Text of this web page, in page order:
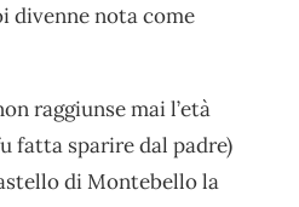
divenne nota come
raggiunse mai l’età
fatta sparire dal padre)
di Montebello la